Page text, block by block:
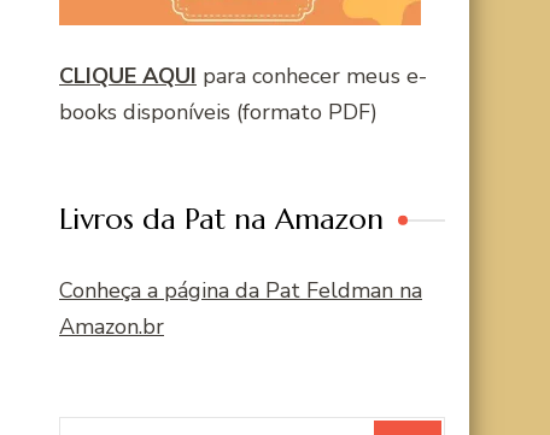
CLIQUE AQUI para conhecer meus e-
books disponíveis (formato PDF)
Livros da Pat na Amazon
Conheça a página da Pat Feldman na
Amazon.br